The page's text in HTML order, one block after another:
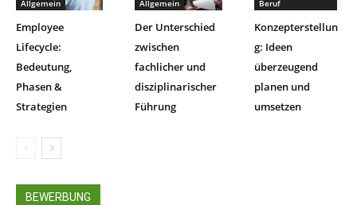
Allgemein
Employee
Lifecycle:
Bedeutung,
Phasen &
Strategien
Allgemein
Der Unterschied
zwischen
fachlicher und
disziplinarischer
Führung
Beruf
Konzepterstellun
g: Ideen
überzeugend
planen und
umsetzen
BEWERBUNG